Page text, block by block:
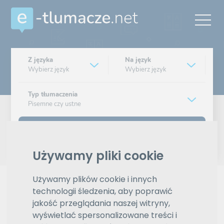
Używamy pliki cookie
Używamy plików cookie i innych
technologii śledzenia, aby poprawić
jakość przeglądania naszej witryny,
wyświetlać spersonalizowane treści i
Z języka
Wybierz język
Na język
Wybierz język
Typ tłumaczenia
Pisemne czy ustne
Wyszukiwanie zaawansowane
Reklama